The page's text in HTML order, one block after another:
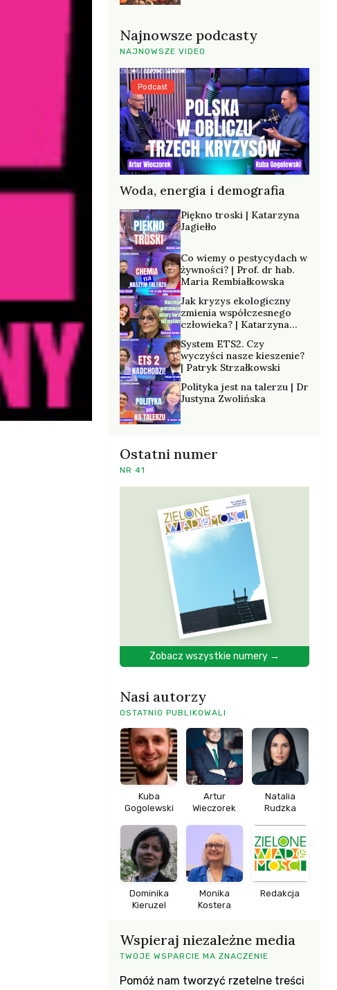
Najnowsze podcasty
NAJNOWSZE VIDEO
Woda, energia i demografia
Podcast
Piękno troski | Katarzyna
Jagiełło
Co wiemy o pestycydach w
żywności? | Prof. dr hab.
Maria Rembiałkowska
Jak kryzys ekologiczny
zmienia współczesnego
człowieka? | Katarzyna
System ETS2. Czy
wyczyści nasze kieszenie?
| Patryk Strzałkowski
Polityka jest na talerzu | Dr
Justyna Zwolińska
Ostatni numer
NR 41
Zobacz wszystkie numery →
Nasi autorzy
OSTATNIO PUBLIKOWALI
Kuba
Gogolewski
Artur
Wieczorek
Natalia
Rudzka
Dominika
Kieruzel
Monika
Kostera
Redakcja
Wspieraj niezależne media
TWOJE WSPARCIE MA ZNACZENIE
Pomóż nam tworzyć rzetelne treści